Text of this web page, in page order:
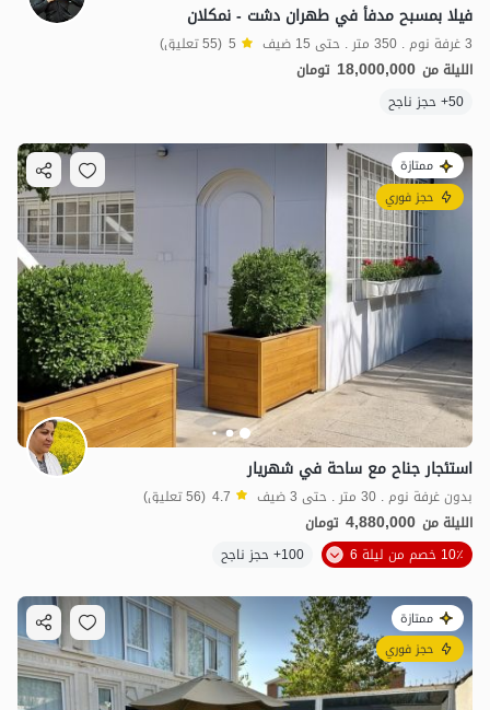
فيلا بمسبح مدفأ في طهران دشت - نمكلان
3 غرفة نوم . 350 متر . حتى 15 ضيف 5 (55 تعليق)
الليلة من 18,000,000 تومان
50+ حجز ناجح
ممتازة
حجز فوري
استئجار جناح مع ساحة في شهريار
بدون غرفة نوم . 30 متر . حتى 3 ضيف 4.7 (56 تعليق)
الليلة من 4,880,000 تومان
10٪ خصم من ليلة 6
100+ حجز ناجح
ممتازة
حجز فوري